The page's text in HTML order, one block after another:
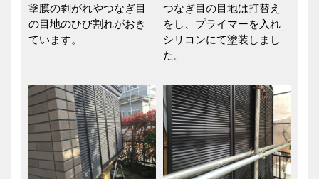
塗膜の剥がれやつなぎ目
の目地のひび割れがおき
ています。
つなぎ目の目地は打替え
をし、プライマーを入れ
シリコンにて塗装しまし
た。